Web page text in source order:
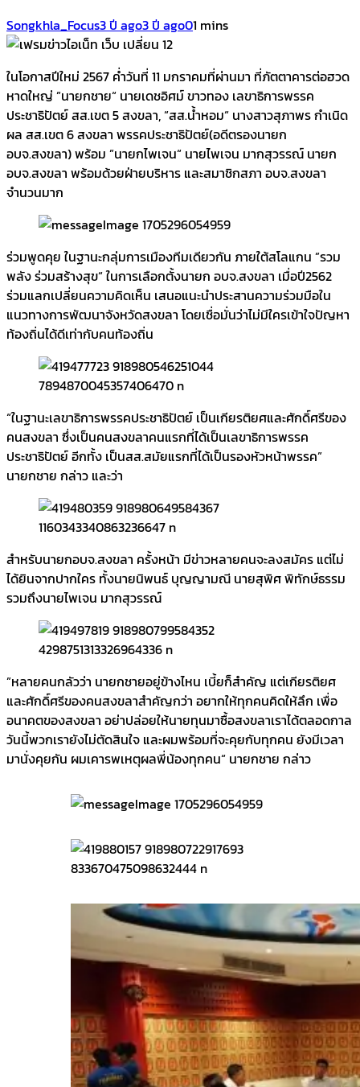
Songkhla_Focus3 ปี ago3 ปี ago01 mins
ในโอกาสปีใหม่ 2567 ค่ำวันที่ 11 มกราคมที่ผ่านมา ที่ภัตตาคารต่อฮวด
หาดใหญ่ ”นายกชาย“ นายเดชอิศม์ ขาวทอง เลขาธิการพรรค
ประชาธิปัตย์ สส.เขต 5 สงขลา, “สส.น้ำหอม“ นางสาวสุภาพร กำเนิด
ผล สส.เขต 6 สงขลา พรรคประชาธิปัตย์(อดีตรองนายก
อบจ.สงขลา) พร้อม ”นายกไพเจน“ นายไพเจน มากสุวรรณ์ นายก
อบจ.สงขลา พร้อมด้วยฝ่ายบริหาร และสมาชิกสภา อบจ.สงขลา
จำนวนมาก
ร่วมพูดคุย ในฐานะกลุ่มการเมืองทีมเดียวกัน ภายใต้สโลแกน ”รวม
พลัง ร่วมสร้างสุข“ ในการเลือกตั้งนายก อบจ.สงขลา เมื่อปี2562
ร่วมแลกเปลี่ยนความคิดเห็น เสนอแนะนำประสานความร่วมมือใน
แนวทางการพัฒนาจังหวัดสงขลา โดยเชื่อมั่นว่าไม่มีใครเข้าใจปัญหา
ท้องถิ่นได้ดีเท่ากับคนท้องถิ่น
“ในฐานะเลขาธิการพรรคประชาธิปัตย์ เป็นเกียรติยศและศักดิ์ศรีของ
คนสงขลา ซึ่งเป็นคนสงขลาคนแรกที่ได้เป็นเลขาธิการพรรค
ประชาธิปัตย์ อีกทั้ง เป็นสส.สมัยแรกที่ได้เป็นรองหัวหน้าพรรค”
นายกชาย กล่าว และว่า
สำหรับนายกอบจ.สงขลา ครั้งหน้า มีข่าวหลายคนจะลงสมัคร แต่ไม่
ได้ยินจากปากใคร ทั้งนายนิพนธ์ บุญญามณี นายสุพิศ พิทักษ์ธรรม
รวมถึงนายไพเจน มากสุวรรณ์
”หลายคนกลัวว่า นายกชายอยู่ข้างไหน เบี้ยก็สำคัญ แต่เกียรติยศ
และศักดิ์ศรีของคนสงขลาสำคัญกว่า อยากให้ทุกคนคิดให้ลึก เพื่อ
อนาคตของสงขลา อย่าปล่อยให้นายทุนมาซื้อสงขลาเราได้ตลอดกาล
วันนี้พวกเรายังไม่ตัดสินใจ และผมพร้อมที่จะคุยกับทุกคน ยังมีเวลา
มานั่งคุยกัน ผมเคารพเหตุผลพี่น้องทุกคน“ นายกชาย กล่าว